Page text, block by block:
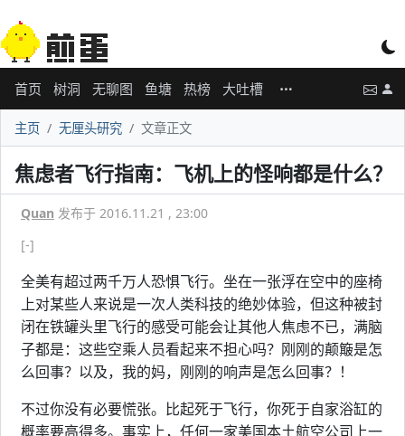
首页 树洞 无聊图 鱼塘 热榜 大吐槽
主页 无厘头研究 文章正文
焦虑者飞行指南：飞机上的怪响都是什么？
Quan 发布于 2016.11.21 , 23:00
[-]
全美有超过两千万人恐惧飞行。坐在一张浮在空中的座椅
上对某些人来说是一次人类科技的绝妙体验，但这种被封
闭在铁罐头里飞行的感受可能会让其他人焦虑不已，满脑
子都是：这些空乘人员看起来不担心吗？刚刚的颠簸是怎
么回事？以及，我的妈，刚刚的响声是怎么回事？！
不过你没有必要慌张。比起死于飞行，你死于自家浴缸的
概率要高得多。事实上，任何一家美国本土航空公司上一